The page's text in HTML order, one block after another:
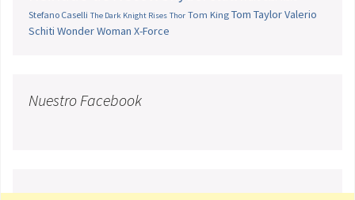
Stefano Caselli The Dark Knight Rises Thor Tom King Tom TaylorValerio
Schiti Wonder Woman X-Force
Nuestro Facebook